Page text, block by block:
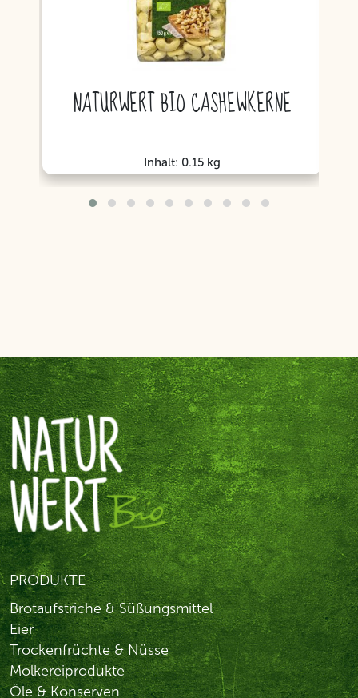
NATURWERT BIO CASHEWKERNE
Inhalt: 0.15 kg
PRODUKTE
Brotaufstriche & Süßungsmittel
Eier
Trockenfrüchte & Nüsse
Molkereiprodukte
Öle & Konserven